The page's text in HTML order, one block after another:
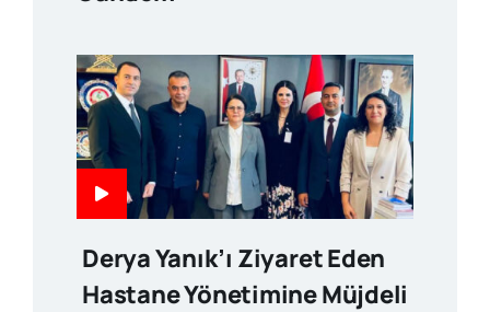
Derya Yanık’ı Ziyaret Eden
Hastane Yönetimine Müjdeli